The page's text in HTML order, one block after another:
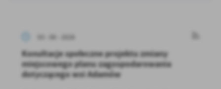
03 - 06 - 2026
Konultacje społeczne projektu zmiany
miejscowego planu zagospodarowania
dotyczącego wsi Adamów